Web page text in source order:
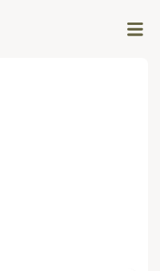
foto: Kersti Beck